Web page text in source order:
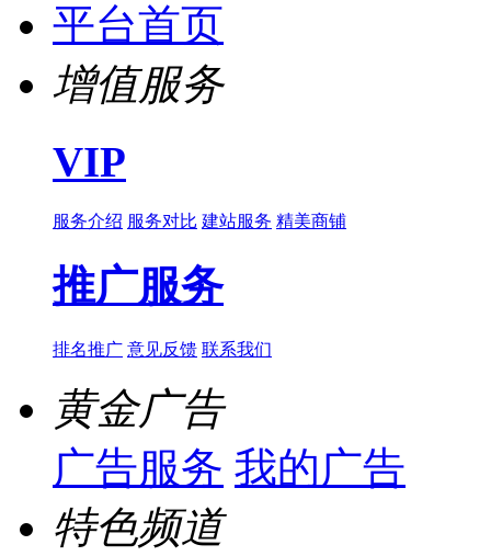
平台首页
增值服务
VIP
服务介绍 服务对比 建站服务 精美商铺
推广服务
排名推广 意见反馈 联系我们
黄金广告
广告服务 我的广告
特色频道